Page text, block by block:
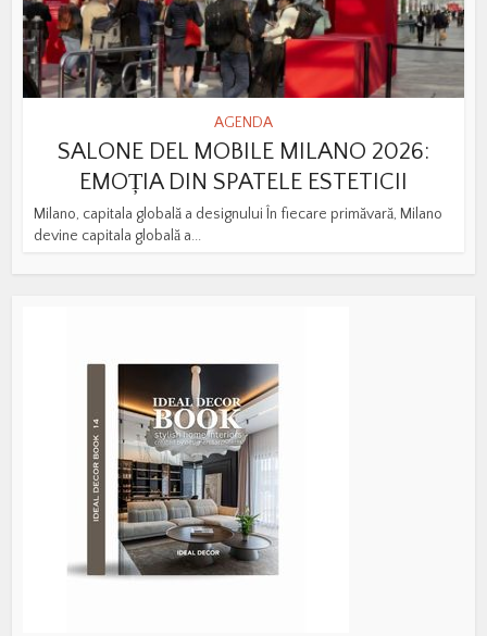
AGENDA
SALONE DEL MOBILE MILANO 2026:
EMOȚIA DIN SPATELE ESTETICII
Milano, capitala globală a designului În fiecare primăvară, Milano
devine capitala globală a...